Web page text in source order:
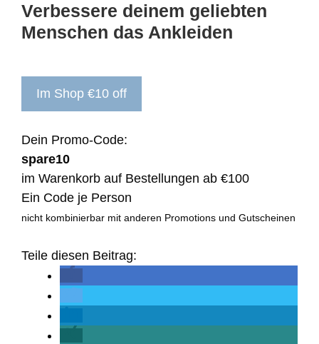
Verbessere deinem geliebten
Menschen das Ankleiden
Im Shop €10 off
Dein Promo-Code:
spare10
im Warenkorb auf Bestellungen ab €100
Ein Code je Person
nicht kombinierbar mit anderen Promotions und Gutscheinen
Teile diesen Beitrag: